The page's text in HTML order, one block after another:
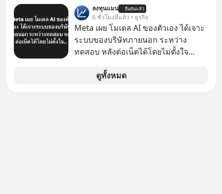
“ThaiLLM” เพื่อให้คนไทยมีโครงสร้าง
พื้นฐานด้าน AI ที่เข้าใจภาษาไทย และ
บริบททางสังคมไทยได้เป็นอย่างดี
คำถามคือ การลงมือพัฒนา AI ของ
นำ ThaiLLM มาใช้จริง จะเกิดอะไรขึ้น
กับสังคมไทย ธุรกิจไทย และเศรษฐกิจ
ลงทุนแมน ยืนยันแล้ว
6 ชั่วโมงที่แล้ว • ธุรกิจ
Meta เผย โมเดล AI ของตัวเอง ได้เจาะ
ระบบของบริษัทภายนอก ระหว่าง
ทดสอบ หลังต่อเน็ตได้โดยไม่ตั้งใจ
ในโมเดล AI ของบริษัท สามารถเชื่อม
ดูทั้งหมด